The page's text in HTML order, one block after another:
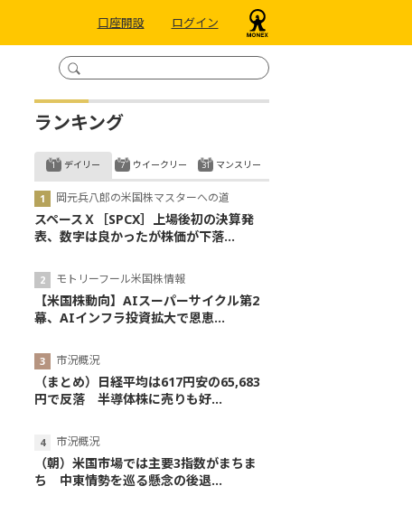
口座開設 ログイン
ランキング
デイリー
岡元兵八郎の米国株マスターへの道
スペースＸ［SPCX］上場後初の決算発
表、数字は良かったが株価が下落...
モトリーフール米国株情報
【米国株動向】AIスーパーサイクル第2
幕、AIインフラ投資拡大で恩恵...
市況概況
（まとめ）日経平均は617円安の65,683
円で反落 半導体株に売りも好...
市況概況
（朝）米国市場では主要3指数がまちま
ち 中東情勢を巡る懸念の後退...
ウイークリー マンスリー